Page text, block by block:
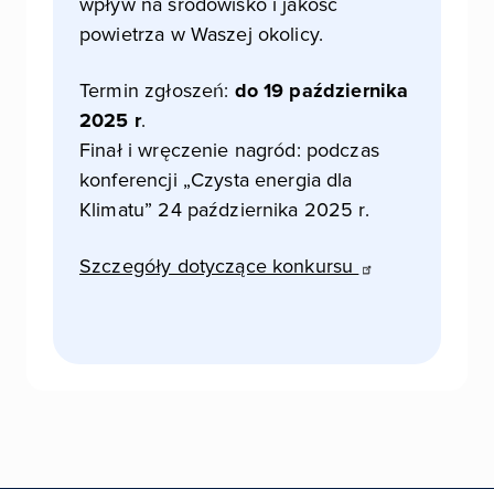
powietrza w Waszej okolicy.
Termin zgłoszeń: do 19 października
2025 r.
Finał i wręczenie nagród: podczas
konferencji „Czysta energia dla
Klimatu” 24 października 2025 r.
Szczegóły dotyczące konkursu